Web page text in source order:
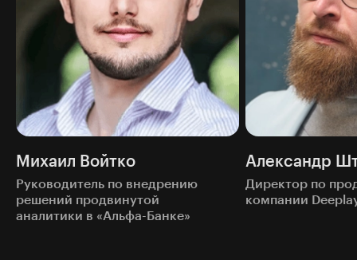
Михаил Войтко
Руководитель по внедрению
решений продвинутой
аналитики в «Альфа-Банке»
Александр
Директор по
компании